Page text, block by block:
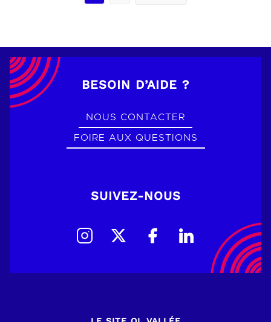
BESOIN D’AIDE ?
NOUS CONTACTER
FOIRE AUX QUESTIONS
SUIVEZ-NOUS